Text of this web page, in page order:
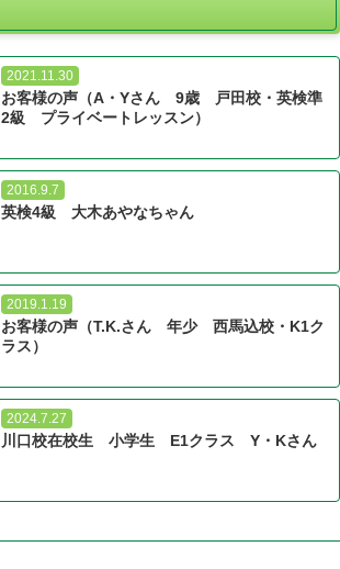
2021.11.30
お客様の声（A・Yさん 9歳 戸田校・英検準
2級 プライベートレッスン）
2016.9.7
英検4級 大木あやなちゃん
2019.1.19
お客様の声（T.K.さん 年少 西馬込校・K1ク
ラス）
2024.7.27
川口校在校生 小学生 E1クラス Y・Kさん